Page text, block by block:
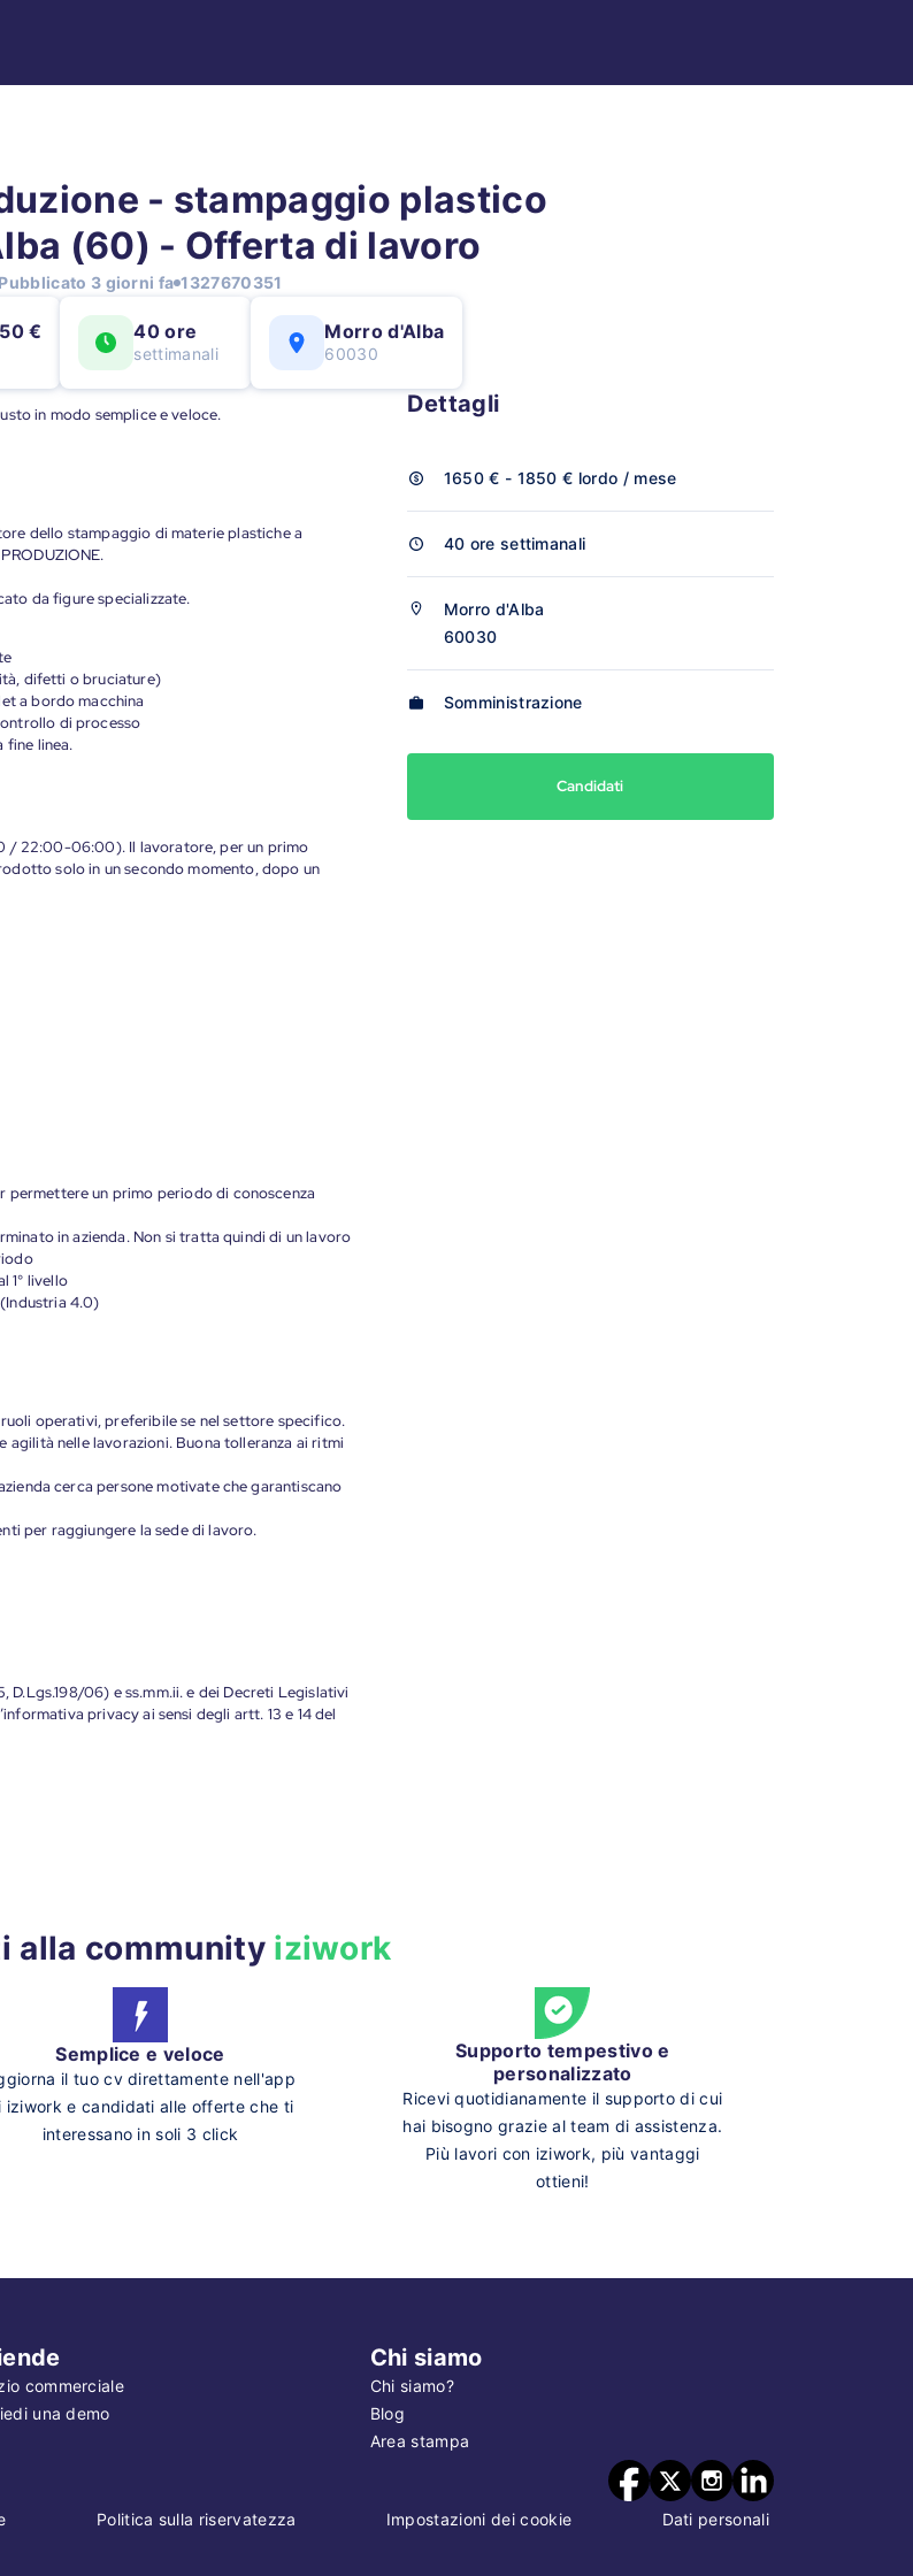
- stampaggio plastico
(60) - Offerta di lavoro
Pubblicato 3 giorni fa 1327670351
€ 40 ore
settimanali
Morro d'Alba
60030
in modo semplice e veloce.
dello stampaggio di materie plastiche a
da figure specializzate.
difetti o bruciature)
a bordo macchina
di processo
fine linea.
/ 22:00-06:00). Il lavoratore, per un primo
solo in un secondo momento, dopo un
permettere un primo periodo di conoscenza
in azienda. Non si tratta quindi di un lavoro
1° livello
4.0)
operativi, preferibile se nel settore specifico.
nelle lavorazioni. Buona tolleranza ai ritmi
cerca persone motivate che garantiscano
per raggiungere la sede di lavoro.
06) e ss.mm.ii. e dei Decreti Legislativi
privacy ai sensi degli artt. 13 e 14 del
Dettagli
1650 € - 1850 € lordo / mese
40 ore settimanali
Morro d'Alba
60030
Somministrazione
Candidati
alla community iziwork
Semplice e veloce
il tuo cv direttamente nell'app
iziwork e candidati alle offerte che ti
interessano in soli 3 click
Supporto tempestivo e
personalizzato
Ricevi quotidianamente il supporto di cui
hai bisogno grazie al team di assistenza.
Più lavori con iziwork, più vantaggi
ottieni!
commerciale
una demo
Chi siamo
Chi siamo?
Blog
Area stampa
Politica sulla riservatezza Impostazioni dei cookie Dati personali